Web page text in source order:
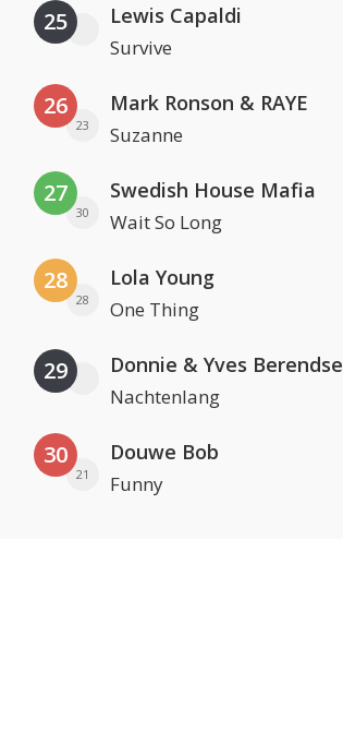
25 Lewis Capaldi
Survive
26
23
Mark Ronson & RAYE
Suzanne
27
30
Swedish House Mafia
Wait So Long
28
28
Lola Young
One Thing
29 Donnie & Yves Berendse
Nachtenlang
30
21
Douwe Bob
Funny